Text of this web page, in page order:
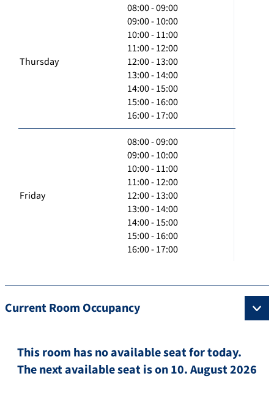
Thursday
08:00 - 09:00
09:00 - 10:00
10:00 - 11:00
11:00 - 12:00
12:00 - 13:00
13:00 - 14:00
14:00 - 15:00
15:00 - 16:00
16:00 - 17:00
Friday
08:00 - 09:00
09:00 - 10:00
10:00 - 11:00
11:00 - 12:00
12:00 - 13:00
13:00 - 14:00
14:00 - 15:00
15:00 - 16:00
16:00 - 17:00
Current Room Occupancy
This room has no available seat for today.
The next available seat is on 10. August 2026